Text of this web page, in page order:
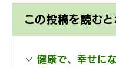
この投稿を読むと
健康で、幸せに